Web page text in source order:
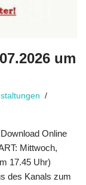
um
Online
Mittwoch,
17.45 Uhr)
des Kanals zum